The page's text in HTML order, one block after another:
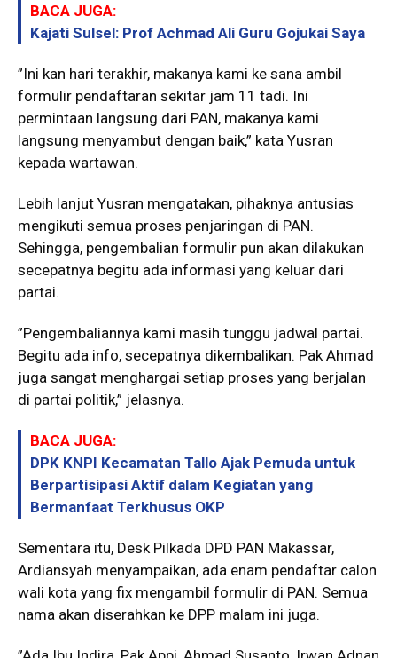
BACA JUGA:
Kajati Sulsel: Prof Achmad Ali Guru Gojukai Saya
”Ini kan hari terakhir, makanya kami ke sana ambil
formulir pendaftaran sekitar jam 11 tadi. Ini
permintaan langsung dari PAN, makanya kami
langsung menyambut dengan baik,” kata Yusran
kepada wartawan.
Lebih lanjut Yusran mengatakan, pihaknya antusias
mengikuti semua proses penjaringan di PAN.
Sehingga, pengembalian formulir pun akan dilakukan
secepatnya begitu ada informasi yang keluar dari
partai.
”Pengembaliannya kami masih tunggu jadwal partai.
Begitu ada info, secepatnya dikembalikan. Pak Ahmad
juga sangat menghargai setiap proses yang berjalan
di partai politik,” jelasnya.
BACA JUGA:
DPK KNPI Kecamatan Tallo Ajak Pemuda untuk
Berpartisipasi Aktif dalam Kegiatan yang
Bermanfaat Terkhusus OKP
Sementara itu, Desk Pilkada DPD PAN Makassar,
Ardiansyah menyampaikan, ada enam pendaftar calon
wali kota yang fix mengambil formulir di PAN. Semua
nama akan diserahkan ke DPP malam ini juga.